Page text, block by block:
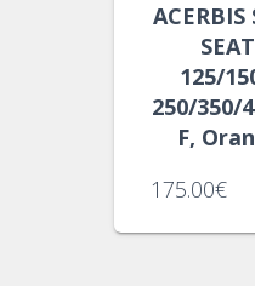
125/
250/350/
F,
175.00€